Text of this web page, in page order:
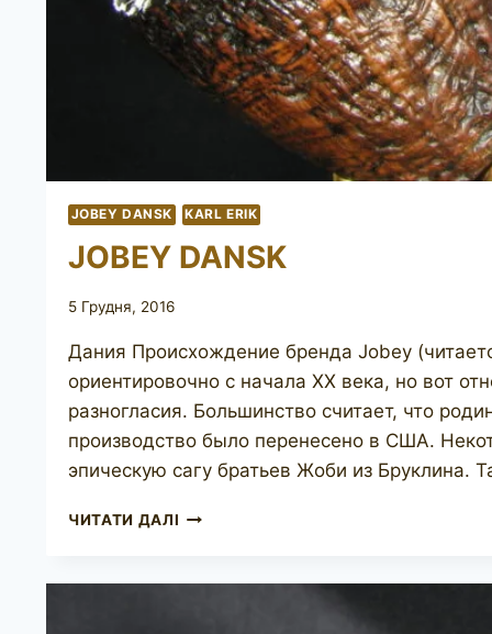
JOBEY DANSK KARL ERIK
JOBEY DANSK
5 Грудня, 2016
Дания Происхождение бренда Jobey
ориентировочно с начала ХХ века, но вот
разногласия. Большинство считает, что
производство было перенесено в США.
эпическую сагу братьев Жоби из Бруклина.
ЧИТАТИ ДАЛІ JOBEY